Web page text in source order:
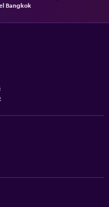
Bangkok